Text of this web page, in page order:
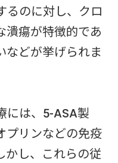
るのに対し、クロ
潰瘍が特徴的であ
などが挙げられま
には、5-ASA製
プリンなどの免疫
かし、これらの従